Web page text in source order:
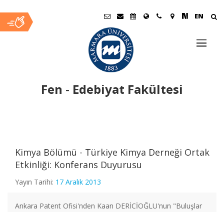
EN
Fen - Edebiyat Fakültesi
İçerikKimya Bölümü - Türkiye Kimya Derneği Ortak
Etkinliği: Konferans Duyurusu
Yayın Tarihi: 17 Aralık 2013
Ankara Patent Ofisi'nden Kaan DERİCİOĞLU'nun "Buluşlar
Fizik Bölümü Öğretim Üyemiz "Dünyanın En Etkili Bilim